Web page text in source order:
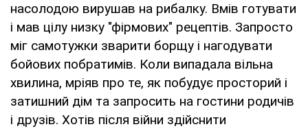
насолодою вирушав на рибалку. Вмів готувати
і мав цілу низку "фірмових" рецептів. Запросто
міг самотужки зварити борщу і нагодувати
бойових побратимів. Коли випадала вільна
хвилина, мріяв про те, як побудує просторий і
затишний дім та запросить на гостини родичів
і друзів. Хотів після війни здійснити